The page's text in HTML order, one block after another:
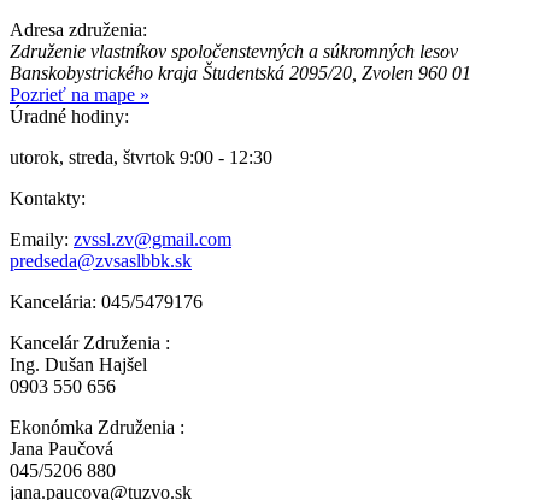
Adresa združenia:
Združenie vlastníkov spoločenstevných a súkromných lesov
Banskobystrického kraja Študentská 2095/20, Zvolen 960 01
Pozrieť na mape »
Úradné hodiny:
utorok, streda, štvrtok 9:00 - 12:30
Kontakty:
Emaily: zvssl.zv@gmail.com
predseda@zvsaslbbk.sk
Kancelária: 045/5479176
Kancelár Združenia :
Ing. Dušan Hajšel
0903 550 656
Ekonómka Združenia :
Jana Paučová
045/5206 880
jana.paucova@tuzvo.sk